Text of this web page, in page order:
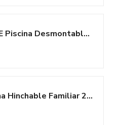
RELAX4LIFE Piscina Desmontable Rectangular 3701L con Estructura Metálica...
Intex Piscina Hinchable Familiar 236x157x48 (cm)